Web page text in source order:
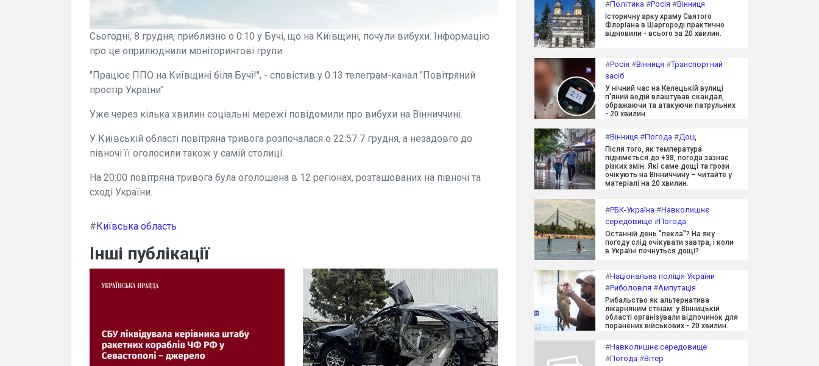
Сьогодні, 8 грудня, приблизно о 0:10 у Бучі, що на Київщині, почули вибухи. Інформацію
про це оприлюднили моніторингові групи.
"Працює ППО на Київщині біля Бучі!", - сповістив у 0.13 телеграм-канал "Повітряний
простір України".
Уже через кілька хвилин соціальні мережі повідомили про вибухи на Вінниччині.
У Київській області повітряна тривога розпочалася о 22:57 7 грудня, а незадовго до
півночі її оголосили також у самій столиці.
На 20:00 повітряна тривога була оголошена в 12 регіонах, розташованих на півночі та
сході України.
# Київська область
Інші публікації
#Політика #Росія #Вінниця
Історичну арку храму Святого
Флоріана в Шаргороді практично
відновили - всього за 20 хвилин.
#Росія #Вінниця #Транспортний
засіб
У нічний час на Келецькій вулиці
п'яний водій влаштував скандал,
ображаючи та атакуючи патрульних
- 20 хвилин.
#Вінниця #Погода #Дощ
Після того, як температура
підніметься до +38, погода зазнає
різких змін. Які саме дощі та грози
очікують на Вінниччину – читайте у
матеріалі на 20 хвилин.
#РБК-Україна #Навколишнє
середовище #Погода
Останній день "пекла"? На яку
погоду слід очікувати завтра, і коли
в Україні почнуться дощі?
#Національна поліція України
#Риболовля #Ампутація
Рибальство як альтернатива
лікарняним стінам: у Вінницькій
області організували відпочинок для
поранених військових - 20 хвилин.
#Навколишнє середовище
#Погода #Вітер